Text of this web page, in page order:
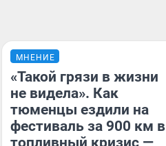
МНЕНИЕ
«Такой грязи в жизни
не видела». Как
тюменцы ездили на
фестиваль за 900 км в
топливный кризис —